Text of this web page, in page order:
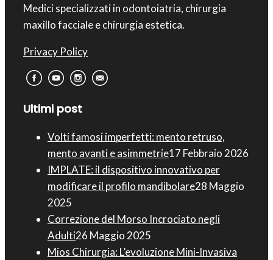
Medici specializzati in odontoiatria, chirurgia
maxillo facciale e chirurgia estetica.
Privacy Policy
Ultimi post
Volti famosi imperfetti: mento retruso,
mento avanti e asimmetrie17 Febbraio 2026
IMPLATE: il dispositivo innovativo per
modificare il profilo mandibolare28 Maggio
2025
Correzione del Morso Incrociato negli
Adulti26 Maggio 2025
Mios Chirurgia : L’evoluzione Mini-Invasiva